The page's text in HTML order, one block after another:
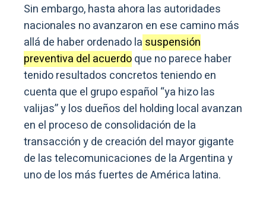
Sin embargo, hasta ahora las autoridades
nacionales no avanzaron en ese camino más
allá de haber ordenado la suspensión
preventiva del acuerdoque no parece haber
tenido resultados concretos teniendo en
cuenta que el grupo español “ya hizo las
valijas” y los dueños del holding local avanzan
en el proceso de consolidación de la
transacción y de creación del mayor gigante
de las telecomunicaciones de la Argentina y
uno de los más fuertes de América latina.